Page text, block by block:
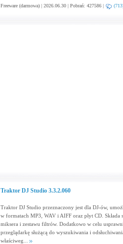
Freeware (darmowa) | 2026.06.30 | Pobrań: 427586 |
Traktor DJ Studio 3.3.2.060
Traktor DJ Studio przeznaczony jest dla DJ-ów,
w formatach MP3, WAV i AIFF oraz płyt CD. Składa
miksera i zestawu filtrów. Dodatkowo w celu
przeglądarkę służącą do wyszukiwania i
właściweg...